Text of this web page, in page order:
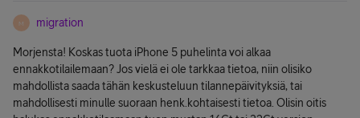
M migration
Morjensta! Koskas tuota iPhone 5 puhelinta voi alkaa
ennakkotilailemaan? Jos vielä ei ole tarkkaa tietoa, niin olisiko
mahdollista saada tähän keskusteluun tilannepäivityksiä, tai
mahdollisesti minulle suoraan henk.kohtaisesti tietoa. Olisin oitis